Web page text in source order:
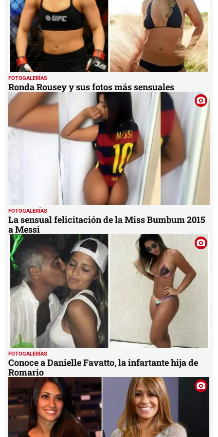
FOTOGALERÍAS
Ronda Rousey y sus fotos más sensuales
FOTOGALERÍAS
La sensual felicitación de la Miss Bumbum 2015
a Messi
FOTOGALERÍAS
Conoce a Danielle Favatto, la infartante hija de
Romario